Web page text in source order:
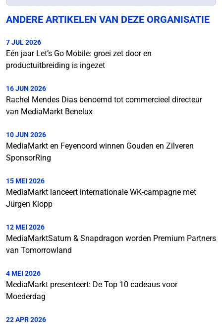
ANDERE ARTIKELEN VAN DEZE ORGANISATIE
7 JUL 2026
Eén jaar Let’s Go Mobile: groei zet door en
productuitbreiding is ingezet
16 JUN 2026
Rachel Mendes Dias benoemd tot commercieel directeur
van MediaMarkt Benelux
10 JUN 2026
MediaMarkt en Feyenoord winnen Gouden en Zilveren
SponsorRing
15 MEI 2026
MediaMarkt lanceert internationale WK-campagne met
Jürgen Klopp
12 MEI 2026
MediaMarktSaturn & Snapdragon worden Premium Partners
van Tomorrowland
4 MEI 2026
MediaMarkt presenteert: De Top 10 cadeaus voor
Moederdag
22 APR 2026